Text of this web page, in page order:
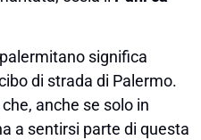
significa
di strada di Palermo.
anche se solo in
a sentirsi parte di questa